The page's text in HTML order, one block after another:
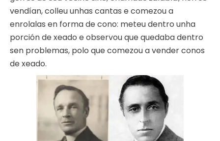
vendían, colleu unhas cantas e comezou a
enrolalas en forma de cono: meteu dentro unha
porción de xeado e observou que quedaba dentro
sen problemas, polo que comezou a vender conos
de xeado.